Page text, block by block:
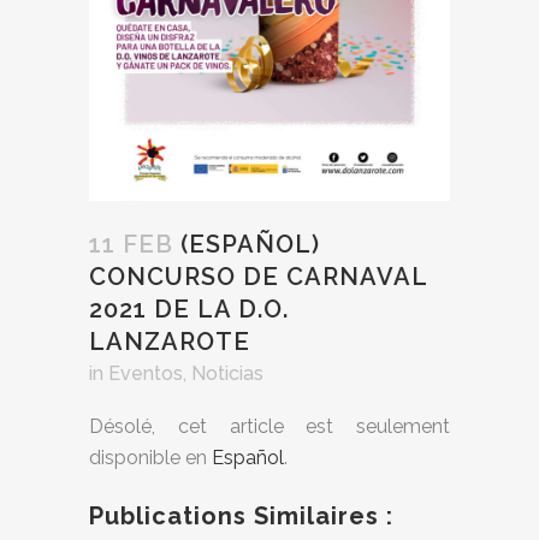
11 FEB (ESPAÑOL)
CONCURSO DE CARNAVAL
2021 DE LA D.O.
LANZAROTE
in Eventos, Noticias
Désolé, cet article est seulement
disponible en Español.
Publications Similaires :